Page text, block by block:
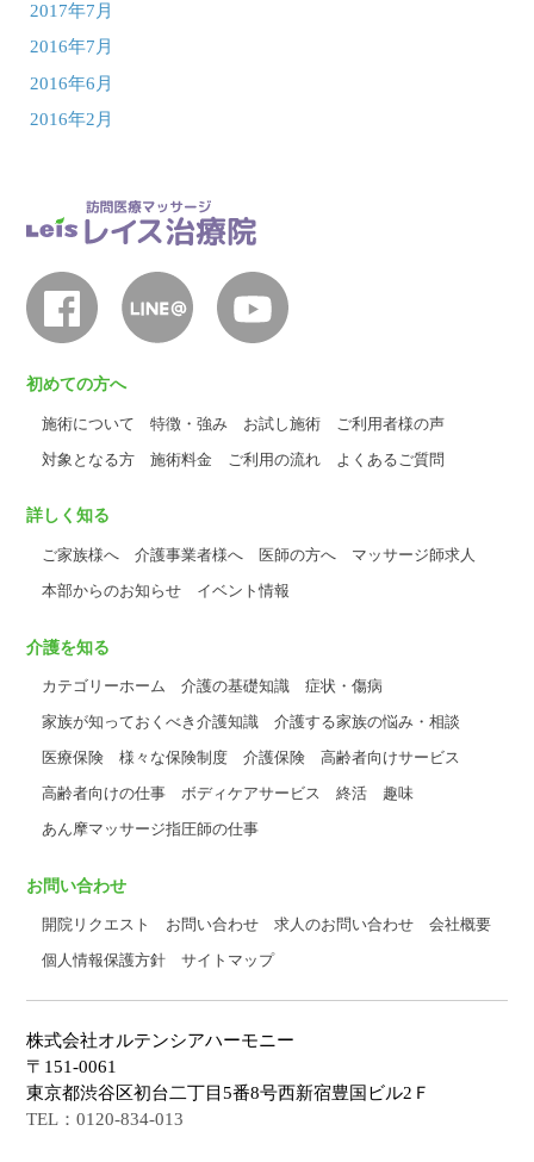
2017年7月
2016年7月
2016年6月
2016年2月
初めての方へ
施術について 特徴・強み お試し施術
ご利用者様の声
対象となる方
施術料金 ご利用の流れ よくあるご質問
詳しく知る
ご家族様へ 介護事業者様へ 医師の方へ
マッサージ師求人
本部からのお知らせ
イベント情報
介護を知る
カテゴリーホーム 介護の基礎知識
症状・傷病
家族が知っておくべき介護知識
介護する家族の悩み・相談
医療保険
様々な保険制度 介護保険
高齢者向けサービス
高齢者向けの仕事
ボディケアサービス 終活
趣味
あん摩マッサージ指圧師の仕事
お問い合わせ
開院リクエスト お問い合わせ 求人のお問い合わせ
会社概要
個人情報保護方針
サイトマップ
株式会社オルテンシアハーモニー
〒151-0061
東京都渋谷区初台二丁目5番8号西新宿豊国ビル2Ｆ
TEL：0120-834-013